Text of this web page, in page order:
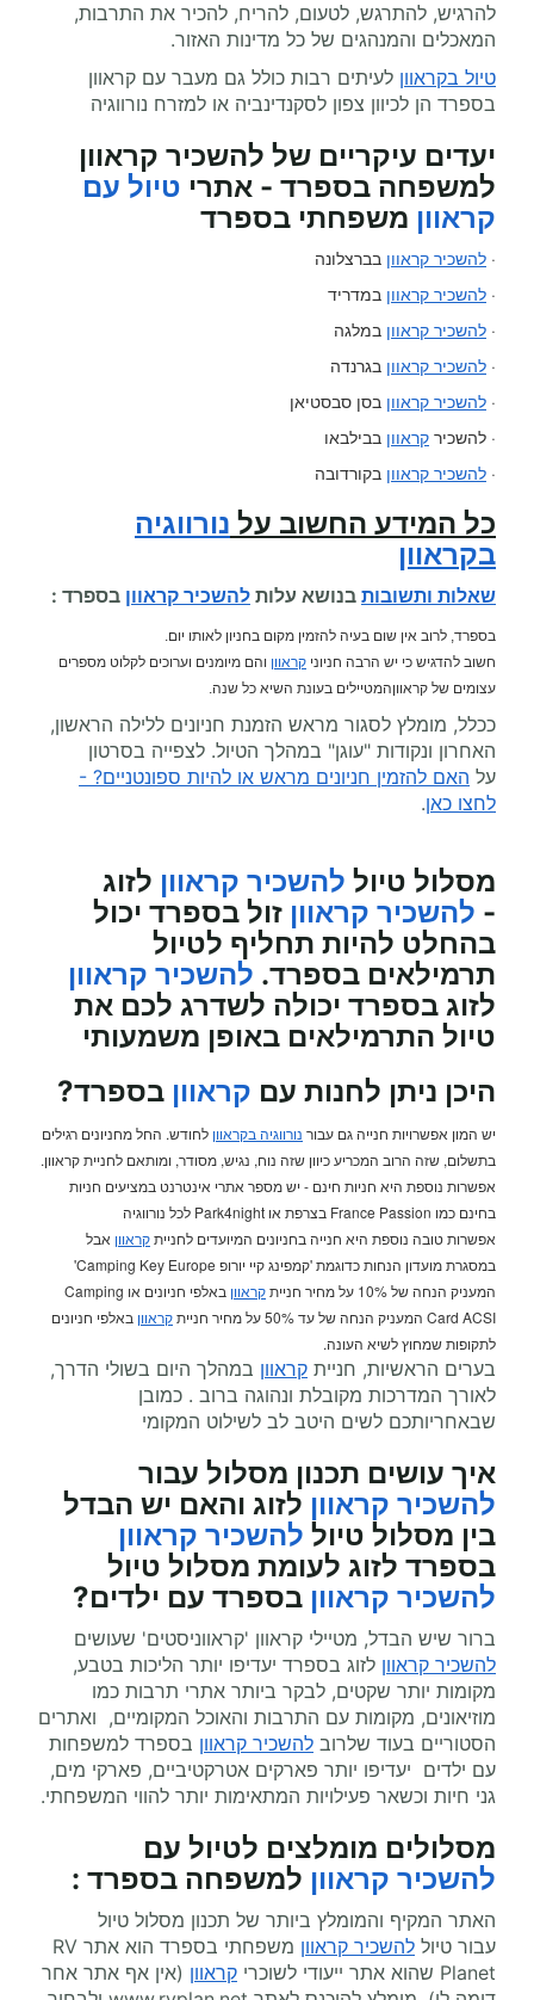
להרגיש, להתרגש, לטעום, להריח, להכיר את התרבות,
המאכלים והמנהגים של כל מדינות האזור.
טיול בקראוון לעיתים רבות כולל גם מעבר עם קראוון
בספרד הן לכיוון צפון לסקנדינביה או למזרח נורווגיה
יעדים עיקריים של להשכיר קראוון
למשפחה בספרד - אתרי טיול עם
קראוון משפחתי בספרד
· להשכיר קראוון בברצלונה
· להשכיר קראוון במדריד
· להשכיר קראוון במלגה
· להשכיר קראוון בגרנדה
· להשכיר קראוון בסן סבסטיאן
· להשכיר קראוון בבילבאו
· להשכיר קראוון בקורדובה
כל המידע החשוב על נורווגיה
בקראוון
שאלות ותשובות בנושא עלות להשכיר קראוון בספרד :
בספרד, לרוב אין שום בעיה להזמין מקום בחניון לאותו יום.
חשוב להדגיש כי יש הרבה חניוני קראוון והם מיומנים וערוכים לקלוט מספרים
עצומים של קראווןהמטיילים בעונת השיא כל שנה.
ככלל, מומלץ לסגור מראש הזמנת חניונים ללילה הראשון,
האחרון ונקודות "עוגן" במהלך הטיול. לצפייה בסרטון
על האם להזמין חניונים מראש או להיות ספונטניים? -
לחצו כאן.
מסלול טיול להשכיר קראוון לזוג
- להשכיר קראוון זול בספרד יכול
בהחלט להיות תחליף לטיול
תרמילאים בספרד. להשכיר קראוון
לזוג בספרד יכולה לשדרג לכם את
טיול התרמילאים באופן משמעותי
היכן ניתן לחנות עם קראוון בספרד?
יש המון אפשרויות חנייה גם עבור נורווגיה בקראוון לחודש. החל מחניונים רגילים
בתשלום, שזה הרוב המכריע כיוון שזה נוח, נגיש, מסודר, ומותאם לחניית קראוון.
אפשרות נוספת היא חניות חינם - יש מספר אתרי אינטרנט במציעים חניות
בחינם כמו France Passion בצרפת או Park4night לכל נורווגיה
אפשרות טובה נוספת היא חנייה בחניונים המיועדים לחנייתקראוון אבל
במסגרת מועדון הנחות כדוגמת 'קמפינג קיי יורופ Camping Key Europe'
המעניק הנחה של 10% על מחיר חניית
קראוון
באלפי חניונים או Camping
Card ACSI המעניק הנחה של עד 50% על מחיר חניית
קראוון באלפי חניונים
לתקופות שמחוץ לשיא העונה.
בערים הראשיות, חניית קראוון במהלך היום בשולי הדרך,
לאורך המדרכות מקובלת ונהוגה ברוב . כמובן
שבאחריותכם לשים היטב לב לשילוט המקומי
איך עושים תכנון מסלול עבור
להשכיר קראוון לזוג והאם יש הבדל
בין מסלול טיול להשכיר קראוון
בספרד לזוג לעומת מסלול טיול
להשכיר קראוון בספרד עם ילדים?
ברור שיש הבדל, מטיילי קראוון 'קראווניסטים' שעושים
להשכיר קראוון לזוג בספרד יעדיפו יותר הליכות בטבע,
מקומות יותר שקטים, לבקר ביותר אתרי תרבות כמו
מוזיאונים, מקומות עם התרבות והאוכל המקומיים, ואתרים
הסטוריים בעוד שלרוב להשכיר קראוון בספרד למשפחות
עם ילדים יעדיפו יותר פארקים אטרקטיביים, פארקי מים,
גני חיות וכשאר פעילויות המתאימות יותר להווי המשפחתי.
מסלולים מומלצים לטיול עם
להשכיר קראוון למשפחה בספרד :
האתר המקיף והמומלץ ביותר של תכנון מסלול טיול
עבור טיול להשכיר קראוון משפחתי בספרד הוא אתר RV
Planet שהוא אתר ייעודי לשוכרי קראוון (אין אף אתר אחר